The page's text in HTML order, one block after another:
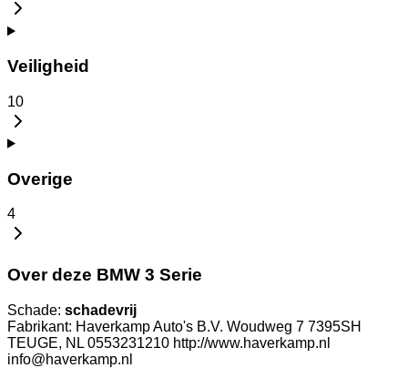
Veiligheid
10
Overige
4
Over deze BMW 3 Serie
Schade: schadevrij
Fabrikant: Haverkamp Auto's B.V. Woudweg 7 7395SH
TEUGE, NL 0553231210 http://www.haverkamp.nl
info@haverkamp.nl